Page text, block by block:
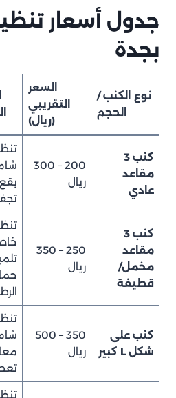
جدول أسعار
بجدة
نوع الكنب /
الحجم
السعر
التقريبي
(ريال)
كنب 3
مقاعد
عادي
200 – 300
ريال
كنب 3
مقاعد
مخمل/
قطيفة
250 – 350
ريال
كنب على
شكل L كبير
350 – 500
ريال